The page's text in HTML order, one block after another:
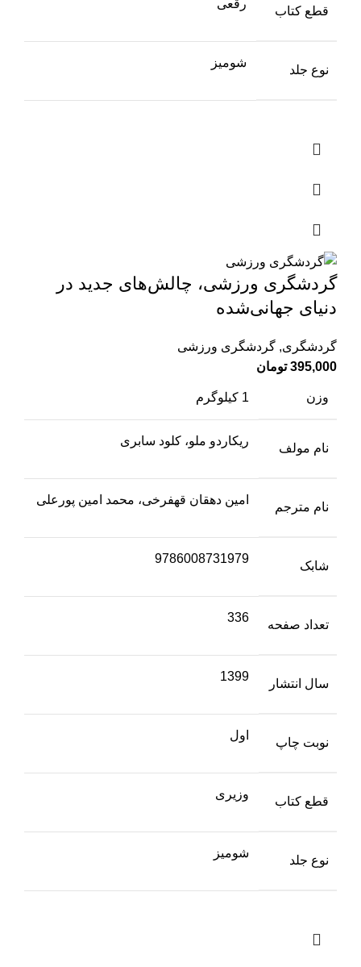
قطع کتاب
رقعی
نوع جلد
شومیز
گردشگری ورزشی، چالش‌های جدید در
دنیای جهانی‌شده
گردشگری, گردشگری ورزشی
395,000 تومان
وزن 1 کیلوگرم
نام مولف
ریکاردو ملو، کلود سابری
نام مترجم
امین دهقان قهفرخی، محمد امین پورعلی
شابک
9786008731979
تعداد صفحه
336
سال انتشار
1399
نوبت چاپ
اول
قطع کتاب
وزیری
نوع جلد
شومیز